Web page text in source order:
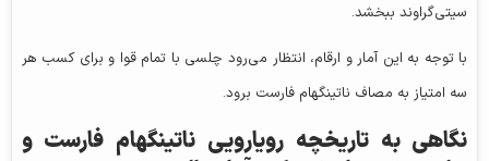
سیتی‌گراوند ببخشد.
با توجه به این آمار و ارقام، انتظار می‌رود چلسی با تمام قوا و برای کسب هر
سه امتیاز به مصاف ناتینگهام فارست برود.
نگاهی به تاریخچه رویارویی ناتینگهام فارست و